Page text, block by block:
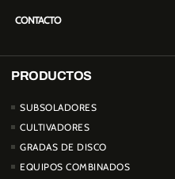
CONTACTO
PRODUCTOS
SUBSOLADORES
CULTIVADORES
GRADAS DE DISCO
EQUIPOS COMBINADOS